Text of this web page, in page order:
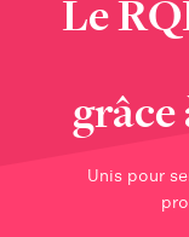
Le
grâce
Unis pour